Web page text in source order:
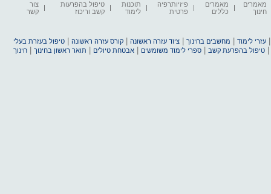
מאמרים
חינוך
מאמרים
כללים
פיזיותרפיה
פרטית
תוכנות
לימוד
טיפול בהפרעות
קשב וריכוז
צור
קשר
עזרי לימוד מחשבים בחינוך |ציוד עזרה ראשונה |קורס עזרה ראשונה |טיפול בעזרת בעלי
|טיפול בהפרעת קשב |ספרי לימוד משומשים |אבטחת טיולים תואר ראשון בחינוך |חינוך